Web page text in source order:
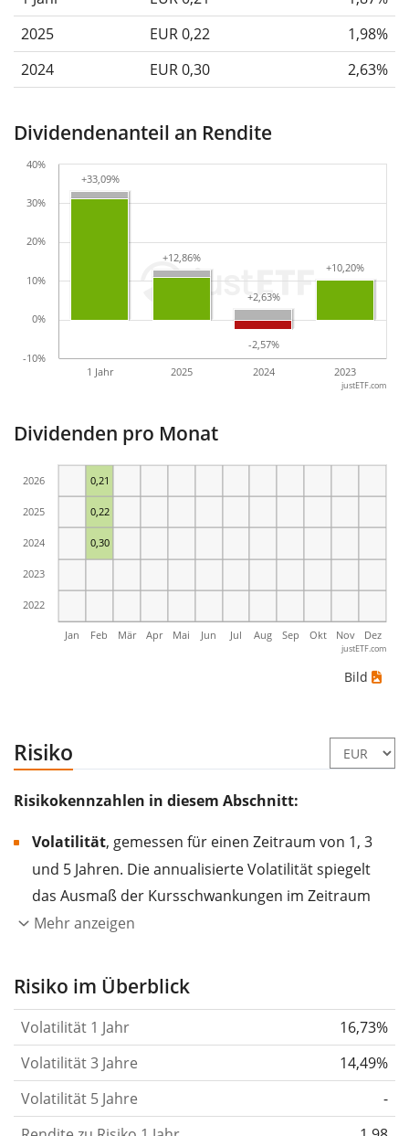
2025
EUR 0,22
1,98%
2024
EUR 0,30 2,63%
Dividendenanteil an Rendite
+33,09%
+33,09%
+12,86%
+12,86%
+2,63%
+2,63%
+10,20%
+10,20%
-2,57%
-2,57%
1 Jahr
2025 2024 2023
-10%
0%
10%
20%
30%
40%
justETF.com
Dividenden pro Monat
0,30
0,22
0,21
Jan Feb Mär Apr Mai Jun Jul Aug Sep Okt Nov Dez
2022
2023
2024
2025
2026
justETF.com
Bild
Risiko
Risikokennzahlen in diesem Abschnitt:
Volatilität, gemessen für einen Zeitraum von 1, 3
und 5 Jahren. Die annualisierte Volatilität spiegelt
das Ausmaß der Kursschwankungen im Zeitraum
eines Jahres wider.
Aktie, des ETF, usw.) in der Vergangenheit
gelten im Allgemeinen als risikoreicher. Wir
berechnen die Volatilität auf Basis der Daten der
letzten 1, 3 und 5 Jahre, damit du sehen kannst, ob
die Kursschwankungen im Laufe der Zeit stärker
Mehr anzeigen
Risiko im Überblick
Volatilität 1 Jahr
16,73%
Volatilität 3 Jahre
14,49%
Volatilität 5 Jahre
-